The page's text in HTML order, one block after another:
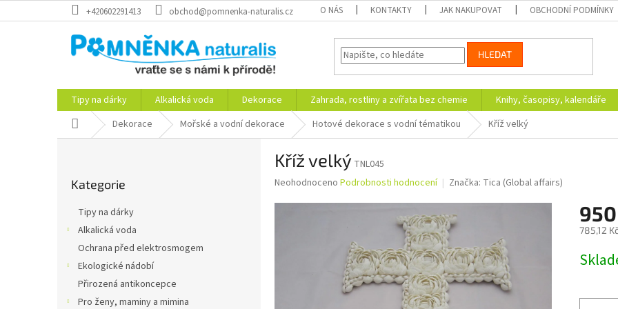
na
+420602291413 obchod@pomnenka-naturalis.cz O NÁS KONTAKTY JAK NAKUPOVAT OBCHODNÍ PODMÍNKY
HLEDAT
Tipy na dárky Alkalická voda Dekorace Zahrada, rostliny a zvířata bez chemie Knihy, časopisy, kalendáře
Domů Dekorace Mořské a vodní dekorace Hotové dekorace s vodní tématikou Kříž velký
kategorie
Kategorie
Tipy na dárky
Alkalická voda
Ochrana před elektrosmogem
Ekologické nádobí
Přirozená antikoncepce
Pro ženy, maminy a mimina
Kříž velký TNL045
Průměrné
Neohodnoceno Podrobnosti hodnocení Značka: Tica (Global affairs)
785,12
cena: